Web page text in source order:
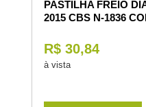
PASTILHA FREIO
2015 CBS N-1836
R$ 30,84
à vista